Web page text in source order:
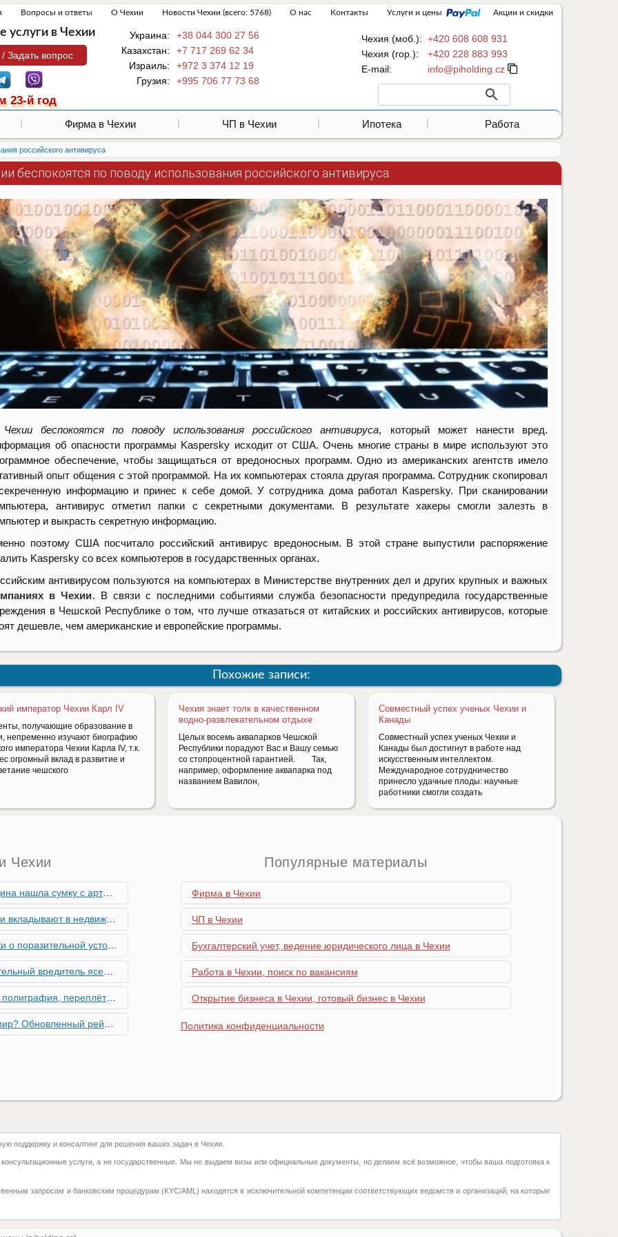
Вопросы и ответы О Чехии Новости Чехии (всего: 5768) О нас Контакты Услуги и цены Акции и скидки
Задать вопрос
23-й год
услуги в Чехии Чехия (моб.): +420 608 608 931
Чехия (гор.):
+420 228 883 993
Е-mail:
Украина:
+38 044 300 27 56
Казахстан:
+7 717 269 62 34
Израиль:
+972 3 374 12 19
Грузия:
+995 706 77 73 68
Фирма в Чехии ЧП в Чехии Ипотека Работа
российского антивируса
беспокоятся по поводу использования российского антивируса
беспокоятся по поводу использования российского антивируса, который может нанести вред.
об опасности программы Kaspersky исходит от США. Очень многие страны в мире используют это
обеспечение, чтобы защищаться от вредоносных программ. Одно из американских агентств имело
опыт общения с этой программой. На их компьютерах стояла другая программа. Сотрудник скопировал
информацию и принес к себе домой. У сотрудника дома работал Kaspersky. При сканировании
антивирус отметил папки с секретными документами. В результате хакеры смогли залезть в
и выкрасть секретную информацию.
поэтому США посчитало российский антивирус вредоносным. В этой стране выпустили распоряжение
Kaspersky со всех компьютеров в государственных органах.
антивирусом пользуются на компьютерах в Министерстве внутренних дел и других крупных и важных
в Чехии. В связи с последними событиями служба безопасности предупредила государственные
в Чешской Республике о том, что лучше отказаться от китайских и российских антивирусов, которые
дешевле, чем американские и европейские программы.
Похожие записи:
император Чехии Карл IV
получающие образование в
непременно изучают биографию
императора Чехии Карла IV, т.к.
огромный вклад в развитие и
чешского
Чехия знает толк в качественном
водно-развлекательном отдыхе
Целых восемь аквапарков Чешской
Республики порадуют Вас и Вашу семью
со стопроцентной гарантией. Так,
например, оформление аквапарка под
названием Вавилон,
Совместный успех ученых Чехии и
Канады
Совместный успех ученых Чехии и
Канады был достигнут в работе над
искусственным интеллектом.
Международное сотрудничество
принесло удачные плоды: научные
работники смогли создать
Чехии
снарядами, остановив движение поездов
и почему меняются их предпочтения?
устойчивости экономики Чехии
к Чехии, необходима бдительность граждан
работы в Чехии - простая лицензия №14
глобальной мобильности 2026 года
Семей с Детьми через Пособия по Уходу
фуникулере
миллионы туристов?
Популярные материалы
Фирма в Чехии
ЧП в Чехии
Бухгалтерский учет, ведение юридического лица в Чехии
Работа в Чехии, поиск по вакансиям
Открытие бизнеса в Чехии, готовый бизнес в Чехии
Политика конфиденциальности
поддержку и консалтинг для решения ваших задач в Чехии.
услуги, а не государственные. Мы не выдаем визы или официальные документы, но делаем всё возможное, чтобы ваша подготовка к
запросам и банковским процедурам (KYC/AML) находятся в исключительной компетенции соответствующих ведомств и организаций, на которые